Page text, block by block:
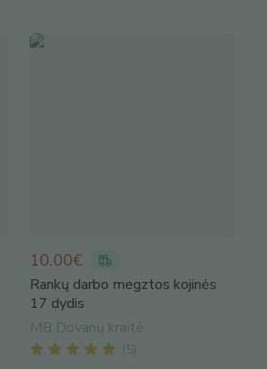
10.00€
Rankų darbo megztos kojinės
17 dydis
MB Dovanų kraitė
( 5